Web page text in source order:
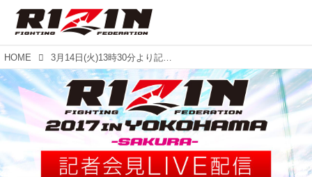
HOME 3月14日(火)13時30分より記者会見LIVE配信！『RIZIN 2017 in YOKOHAMA - SAKURA - 』に関するお知らせ